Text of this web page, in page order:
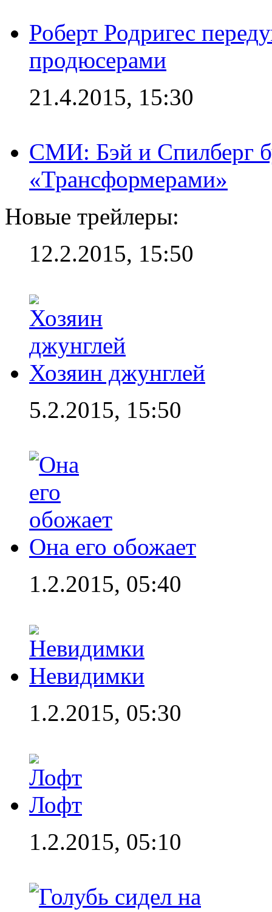
Роберт Родригес
продюсерами
21.4.2015, 15:30
СМИ: Бэй и Спилберг
«Трансформерами»
Новые трейлеры:
12.2.2015, 15:50
Хозяин джунглей
5.2.2015, 15:50
Она его обожает
1.2.2015, 05:40
Невидимки
1.2.2015, 05:30
Лофт
1.2.2015, 05:10